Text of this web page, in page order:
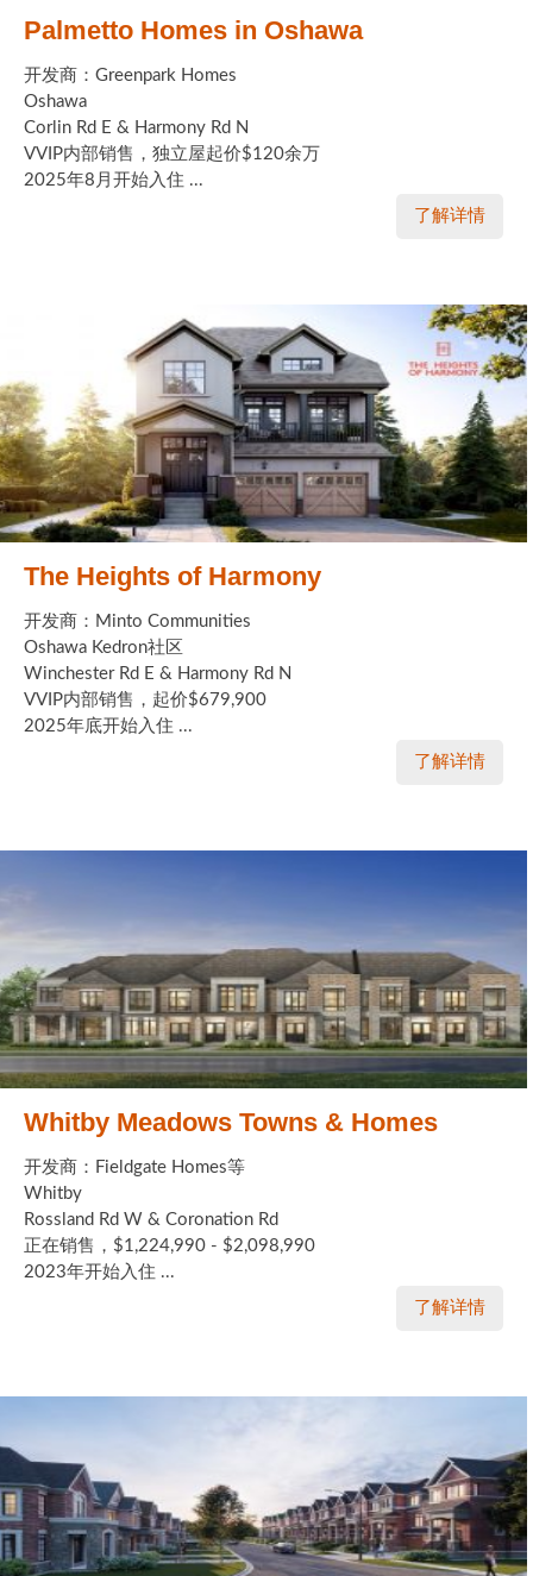
Palmetto Homes in Oshawa
开发商：Greenpark Homes
Oshawa
Corlin Rd E & Harmony Rd N
VVIP内部销售，独立屋起价$120余万
2025年8月开始入住 ...
了解详情
The Heights of Harmony
开发商：Minto Communities
Oshawa Kedron社区
Winchester Rd E & Harmony Rd N
VVIP内部销售，起价$679,900
2025年底开始入住 ...
了解详情
Whitby Meadows Towns & Homes
开发商：Fieldgate Homes等
Whitby
Rossland Rd W & Coronation Rd
正在销售，$1,224,990 - $2,098,990
2023年开始入住 ...
了解详情